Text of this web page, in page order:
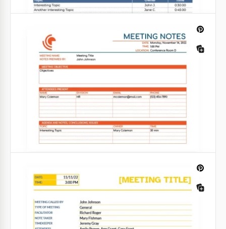
Note de réunion de projet
Cette note de réunion de projet vous aidera à faire